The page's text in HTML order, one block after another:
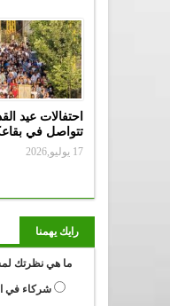
احتفالات عيد
تتواصل في
17 يوليو,2026
رايك يهمنا
ما هي نظرتك
شركاء في